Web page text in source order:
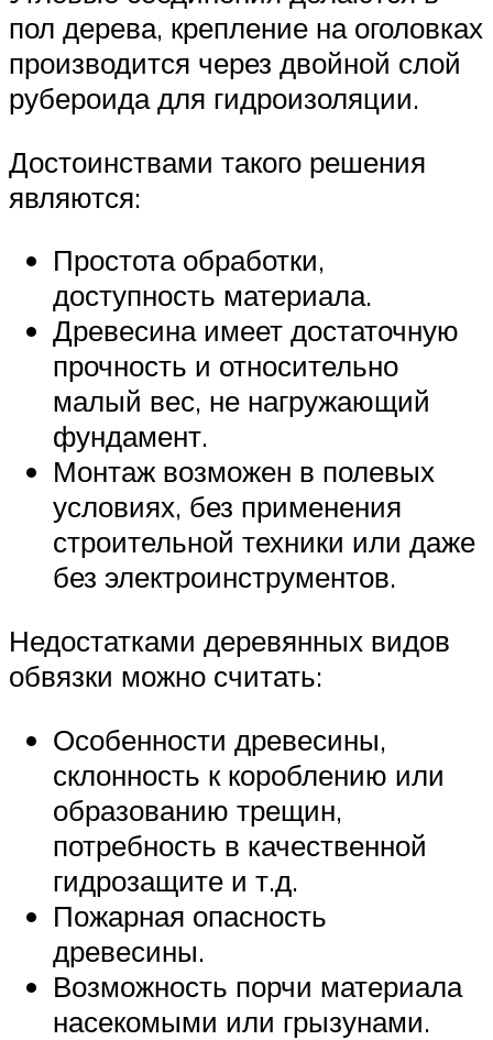
пол дерева, крепление на оголовках
производится через двойной слой
рубероида для гидроизоляции.
Достоинствами такого решения
являются:
Простота обработки,
доступность материала.
Древесина имеет достаточную
прочность и относительно
малый вес, не нагружающий
фундамент.
Монтаж возможен в полевых
условиях, без применения
строительной техники или даже
без электроинструментов.
Недостатками деревянных видов
обвязки можно считать:
Особенности древесины,
склонность к короблению или
образованию трещин,
потребность в качественной
гидрозащите и т.д.
Пожарная опасность
древесины.
Возможность порчи материала
насекомыми или грызунами.